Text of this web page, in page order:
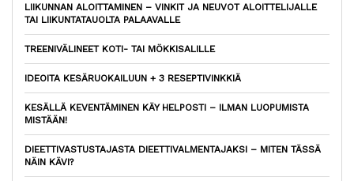
LIIKUNNAN ALOITTAMINEN – VINKIT JA NEUVOT ALOITTELIJALLE
TAI LIIKUNTATAUOLTA PALAAVALLE
TREENIVÄLINEET KOTI- TAI MÖKKISALILLE
IDEOITA KESÄRUOKAILUUN + 3 RESEPTIVINKKIÄ
KESÄLLÄ KEVENTÄMINEN KÄY HELPOSTI – ILMAN LUOPUMISTA
MISTÄÄN!
DIEETTIVASTUSTAJASTA DIEETTIVALMENTAJAKSI – MITEN TÄSSÄ
NÄIN KÄVI?